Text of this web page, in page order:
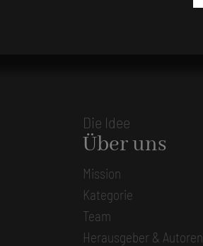
Die Idee
Über uns
Mission
Kategorie
Team
Herausgeber & Autoren